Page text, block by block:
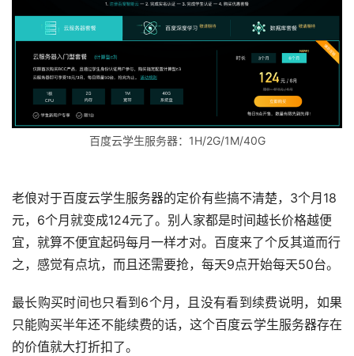
百度云学生服务器：1H/2G/1M/40G
老俍对于百度云学生服务器的定价有些搞不清楚，3个月18
元，6个月就变成124元了。别人家都是时间越长价格越便
宜，就算不便宜起码每月一样才对。百度来了个反其道而行
之，感觉有点坑，而且还需要抢，每天9点开始每天50台。
最长购买时间也只看到6个月，且没有看到续费说明，如果
只能购买半年还不能续费的话，这个百度云学生服务器存在
的价值就大打折扣了。